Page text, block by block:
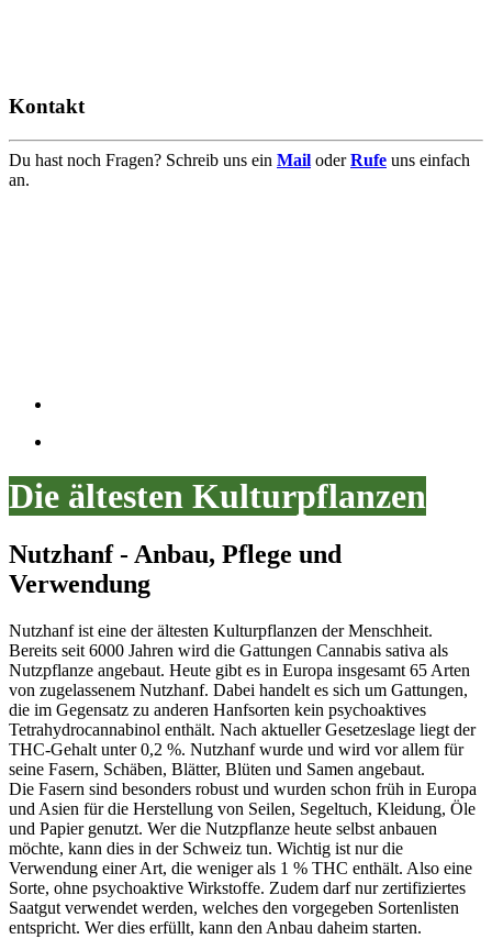
Kontakt
Du hast noch Fragen? Schreib uns ein Mail oderRufe uns einfach
an.
Die ältesten Kulturpflanzen
Nutzhanf - Anbau, Pflege und
Verwendung
Nutzhanf ist eine der ältesten Kulturpflanzen der Menschheit.
Bereits seit 6000 Jahren wird die Gattungen Cannabis sativa als
Nutzpflanze angebaut. Heute gibt es in Europa insgesamt 65 Arten
von zugelassenem Nutzhanf. Dabei handelt es sich um Gattungen,
die im Gegensatz zu anderen Hanfsorten kein psychoaktives
Tetrahydrocannabinol enthält. Nach aktueller Gesetzeslage liegt der
THC-Gehalt unter 0,2 %. Nutzhanf wurde und wird vor allem für
seine Fasern, Schäben, Blätter, Blüten und Samen angebaut.
Die Fasern sind besonders robust und wurden schon früh in Europa
und Asien für die Herstellung von Seilen, Segeltuch, Kleidung, Öle
und Papier genutzt. Wer die Nutzpflanze heute selbst anbauen
möchte, kann dies in der Schweiz tun. Wichtig ist nur die
Verwendung einer Art, die weniger als 1 % THC enthält. Also eine
Sorte, ohne psychoaktive Wirkstoffe. Zudem darf nur zertifiziertes
Saatgut verwendet werden, welches den vorgegeben Sortenlisten
entspricht. Wer dies erfüllt, kann den Anbau daheim starten.